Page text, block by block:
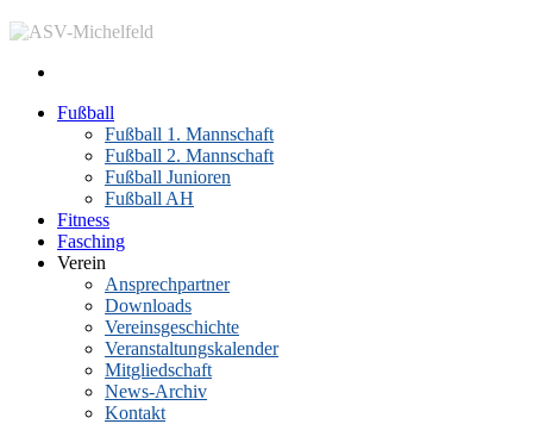
Fußball
Fußball 1. Mannschaft
Fußball 2. Mannschaft
Fußball Junioren
Fußball AH
Fitness
Fasching
Verein
Ansprechpartner
Downloads
Vereinsgeschichte
Veranstaltungskalender
Mitgliedschaft
News-Archiv
Kontakt